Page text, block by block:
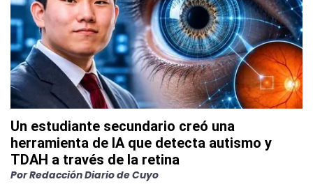
Un estudiante secundario creó una
herramienta de IA que detecta autismo y
TDAH a través de la retina
PorRedacción Diario de Cuyo